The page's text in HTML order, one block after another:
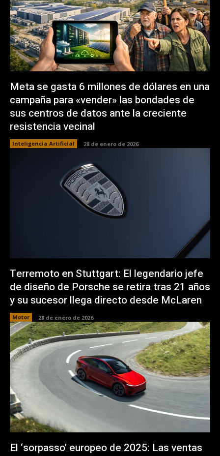
Meta se gasta 6 millones de dólares en una
campaña para «vender» las bondades de
sus centros de datos ante la creciente
resistencia vecinal
Inteligencia Artificial 28 de enero de 2026
Terremoto en Stuttgart: El legendario jefe
de diseño de Porsche se retira tras 21 años
y su sucesor llega directo desde McLaren
Motor 28 de enero de 2026
El ‘sorpasso’ europeo de 2025: Las ventas